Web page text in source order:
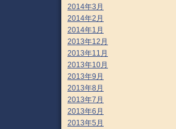
2014年3月
2014年2月
2014年1月
2013年12月
2013年11月
2013年10月
2013年9月
2013年8月
2013年7月
2013年6月
2013年5月